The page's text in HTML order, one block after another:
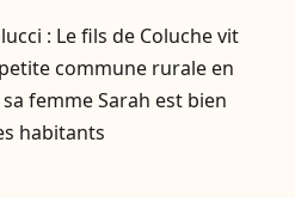
: Le fils de Coluche vit
commune rurale en
femme Sarah est bien
habitants